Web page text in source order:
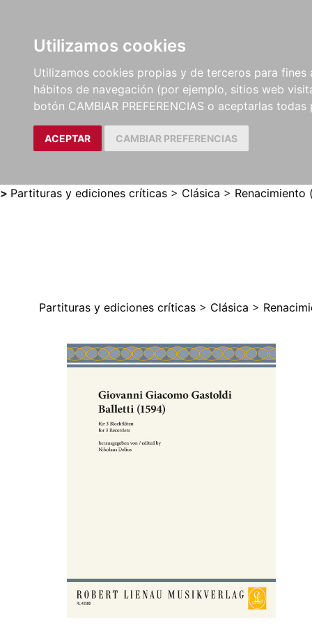
Utilizamos cookies
Utilizamos cookies propias y de terceros para
hábitos de navegación (por ejemplo, sitios web
botón CAMBIAR PREFERENCIAS o aceptarlas
ACEPTAR CAMBIAR PREFERENCIAS
LIBROS
MÉTODOS Y
EJERCICIOS
PARTITURAS Y EDICIONES
CRÍTICAS
> Partituras y ediciones críticas > Clásica > Renacimiento
Partituras y ediciones críticas > Clásica >